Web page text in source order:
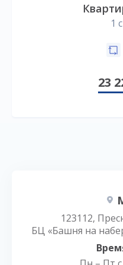
1
23
123112,
БЦ «Башня на